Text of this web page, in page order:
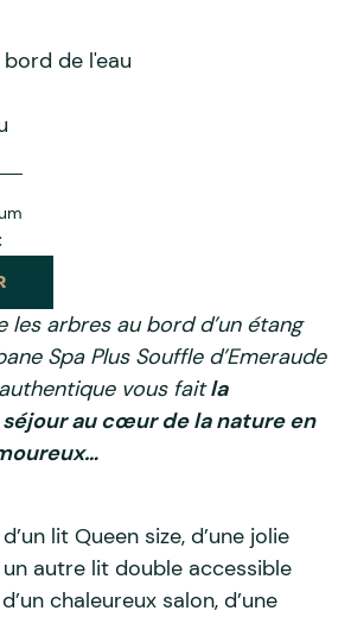
les arbres au bord d’un étang
Spa Plus Souffle d’Emeraude
vous faitla
séjour au cœur de la nature en
lit Queen size, d’une jolie
un autre lit double accessible
chaleureux salon, d’une
de l'eau